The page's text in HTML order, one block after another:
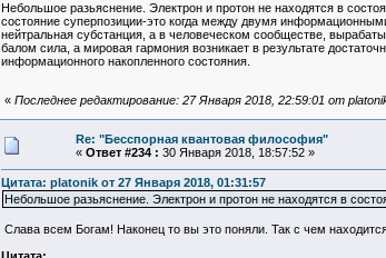
Небольшое разьяснение. Электрон и протон не находятся в
состояние суперпозиции-это когда между двумя
нейтральная субстанция, а в человеческом сообществе,
балом сила, а мировая гармония возникает в результате
информационного накопленного состояния.
« Последнее редактирование: 27 Января 2018, 22:59:01 от
Re: "Бесспорная квантовая философия"
« Ответ #234 : 30 Января 2018, 18:57:52 »
Цитата: platonik от 27 Января 2018, 01:31:57
Небольшое разьяснение. Электрон и протон не находятся в
Слава всем Богам! Наконец то вы это поняли. Так с чем